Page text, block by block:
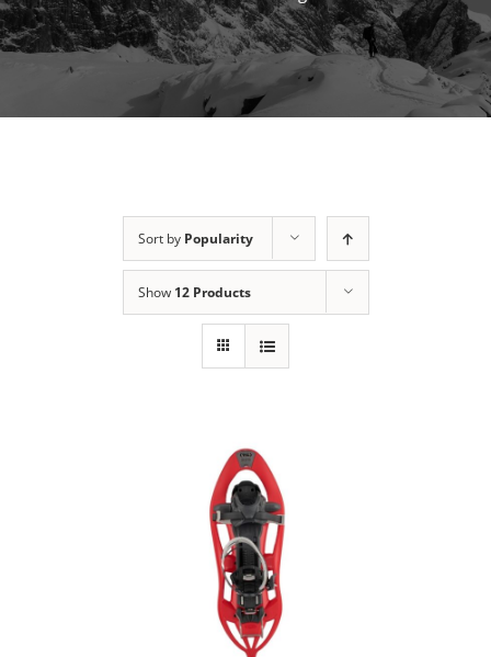
Sort by Popularity
Show 12 Products